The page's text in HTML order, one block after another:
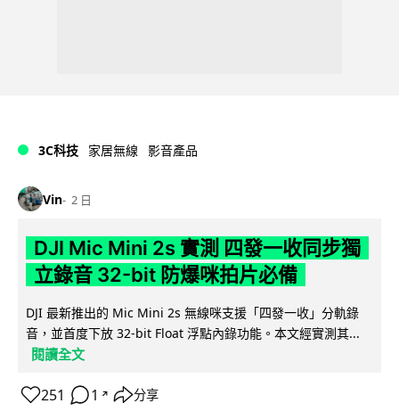
3C科技 家居無線 影音產品
Vin 2 日
DJI Mic Mini 2s 實測 四發一收同步獨
立錄音 32-bit 防爆咪拍片必備
DJI 最新推出的 Mic Mini 2s 無線咪支援「四發一收」分軌錄
音，並首度下放 32-bit Float 浮點內錄功能。本文經實測其...
閱讀全文
251 1 ↗ 分享